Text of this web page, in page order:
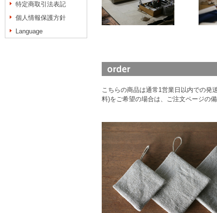
特定商取引法表記
個人情報保護方針
Language
こちらの商品は通常1営業日以内での発
料)をご希望の場合は、ご注文ページの